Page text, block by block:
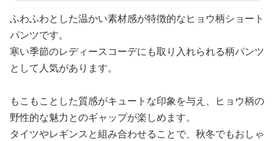
ふわふわとした温かい素材感が特徴的なヒョウ柄ショート
パンツです。
寒い季節のレディースコーデにも取り入れられる柄パンツ
として人気があります。
もこもことした質感がキュートな印象を与え、ヒョウ柄の
野性的な魅力とのギャップが楽しめます。
タイツやレギンスと組み合わせることで、秋冬でもおしゃ